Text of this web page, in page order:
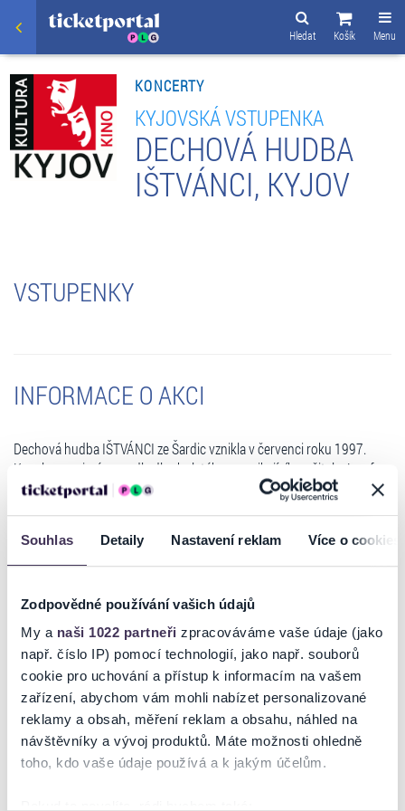
Souhlas Detaily Nastavení reklam Více o cookies
Zodpovědné používání vašich údajů
My a naši 1022 partneři zpracováváme vaše údaje (jako
např. číslo IP) pomocí technologií, jako např. souborů
cookie pro uchování a přístup k informacím na vašem
zařízení, abychom vám mohli nabízet personalizované
reklamy a obsah, měření reklam a obsahu, náhled na
návštěvníky a vývoj produktů. Máte možnosti ohledně
toho, kdo vaše údaje používá a k jakým účelům.
Menu
Košík
Hledat
KONCERTY
KYJOVSKÁ VSTUPENKA
DECHOVÁ HUDBA
IŠTVÁNCI, KYJOV
VSTUPENKY
INFORMACE O AKCI
Dechová hudba IŠTVÁNCI ze Šardic vznikla v červenci roku 1997.
Kapela nese jméno podle dlouholetého a vynikajícího učitele Josefa
Ištvánka, který stál v počátcích v čele tohoto souboru jako umělecký
vedoucí. Od roku 2002 až po současnost natočila kapela několik
Ištvánci, Šardická dědina, Poznání, Tuba Musikverlag, Šardická
stárečka. V roce 2006 obdržela kapela pozvání a zúčastnila se s
televizi na pražském Žofíně. Nedlouho poté přišlo pozvání a také bylo
uskutečněno natáčení pořadu "Ta naša kapela" pro Českou televizi
Brno. Dechová hudba Ištvánci aktuálně působí na dechovkovém nebi
s kapelníkem Milanem Bělíkem, hráčem na Es klarinet.
Ticketportal je zárukou pravosti vstupenek
originální vstupenky.